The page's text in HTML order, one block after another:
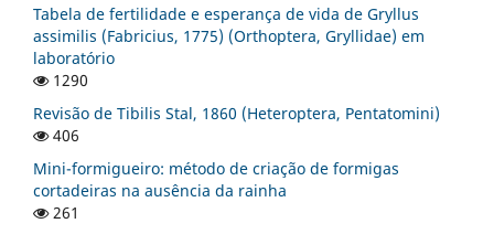
Tabela de fertilidade e esperança de vida de Gryllus
assimilis (Fabricius, 1775) (Orthoptera, Gryllidae) em
laboratório
1290
Revisão de Tibilis Stal, 1860 (Heteroptera, Pentatomini)
406
Mini-formigueiro: método de criação de formigas
cortadeiras na ausência da rainha
261